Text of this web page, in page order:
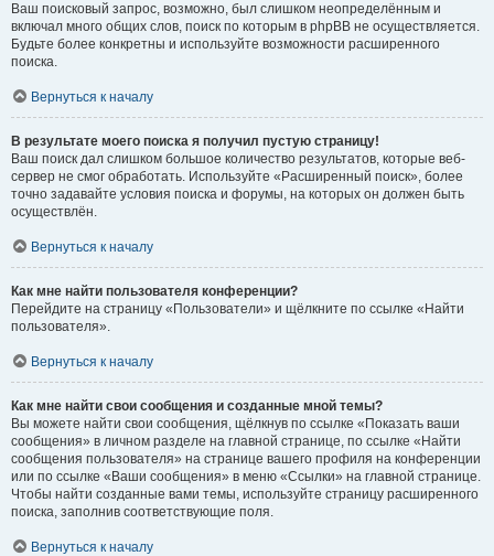
Ваш поисковый запрос, возможно, был слишком неопределённым и
включал много общих слов, поиск по которым в phpBB не осуществляется.
Будьте более конкретны и используйте возможности расширенного
поиска.
Вернуться к началу
В результате моего поиска я получил пустую страницу!
Ваш поиск дал слишком большое количество результатов, которые веб-
сервер не смог обработать. Используйте «Расширенный поиск», более
точно задавайте условия поиска и форумы, на которых он должен быть
осуществлён.
Вернуться к началу
Как мне найти пользователя конференции?
Перейдите на страницу «Пользователи» и щёлкните по ссылке «Найти
пользователя».
Вернуться к началу
Как мне найти свои сообщения и созданные мной темы?
Вы можете найти свои сообщения, щёлкнув по ссылке «Показать ваши
сообщения» в личном разделе на главной странице, по ссылке «Найти
сообщения пользователя» на странице вашего профиля на конференции
или по ссылке «Ваши сообщения» в меню «Ссылки» на главной странице.
Чтобы найти созданные вами темы, используйте страницу расширенного
поиска, заполнив соответствующие поля.
Вернуться к началу